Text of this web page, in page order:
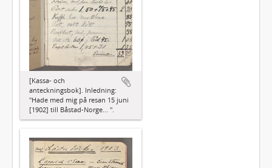
[Kassa- och
anteckningsbok]. Inledning:
"Hade med mig på resan 15 juni
[1902] till Båstad-Norge... ".